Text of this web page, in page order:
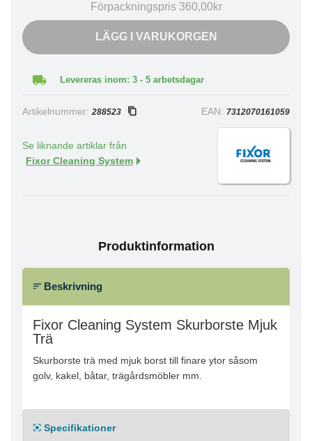
Förpackningspris 360,00kr
LÄGG I VARUKORGEN
Levereras inom: 3 - 5 arbetsdagar
Artikelnummer: 288523 EAN: 7312070161059
Se liknande artiklar från
Fixor Cleaning System
Produktinformation
Beskrivning
Fixor Cleaning System Skurborste Mjuk
Trä
Skurborste trä med mjuk borst till finare ytor såsom
golv, kakel, båtar, trägårdsmöbler mm.
Specifikationer